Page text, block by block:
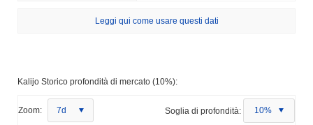
Leggi qui come usare questi dati
Kalijo Storico profondità di mercato (10%):
Zoom: 7d Soglia di profondità: 10%